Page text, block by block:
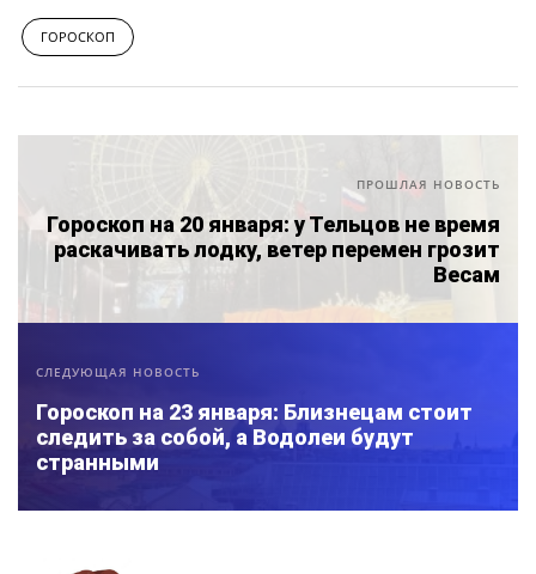
ГОРОСКОП
ПРОШЛАЯ НОВОСТЬ
Гороскоп на 20 января: у Тельцов не время
раскачивать лодку, ветер перемен грозит
Весам
СЛЕДУЮЩАЯ НОВОСТЬ
Гороскоп на 23 января: Близнецам стоит
следить за собой, а Водолеи будут
странными